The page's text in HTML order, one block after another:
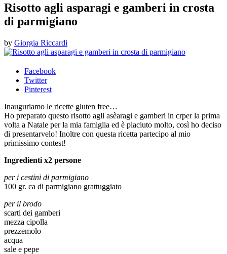
Risotto agli asparagi e gamberi in crosta
di parmigiano
by Giorgia Riccardi
Facebook
Twitter
Pinterest
Inauguriamo le ricette gluten free…
Ho preparato questo risotto agli asèaragi e gamberi in crper la prima
volta a Natale per la mia famiglia ed è piaciuto molto, così ho deciso
di presentarvelo! Inoltre con questa ricetta partecipo al mio
primissimo contest!
Ingredienti x2 persone
per i cestini di parmigiano
100 gr. ca di parmigiano grattuggiato
per il brodo
scarti dei gamberi
mezza cipolla
prezzemolo
acqua
sale e pepe